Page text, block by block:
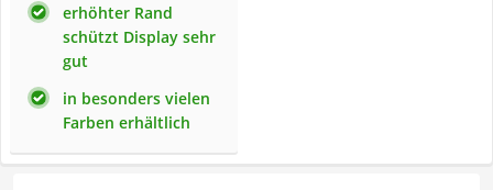
erhöhter Rand
schützt Display sehr
gut
in besonders vielen
Farben erhältlich